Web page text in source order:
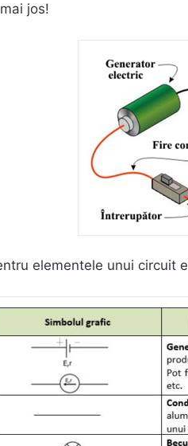
jos!
elementele unui circuit